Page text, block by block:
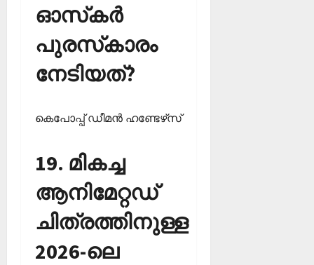
ഓസ്‌കര്‍
പുരസ്‌കാരം
നേടിയത്?
കെപോപ്പ് ഡീമന്‍ ഹണ്ടേഴ്‌സ്
19. മികച്ച
ആനിമേറ്റഡ്
ചിത്രത്തിനുള്ള
2026-ലെ